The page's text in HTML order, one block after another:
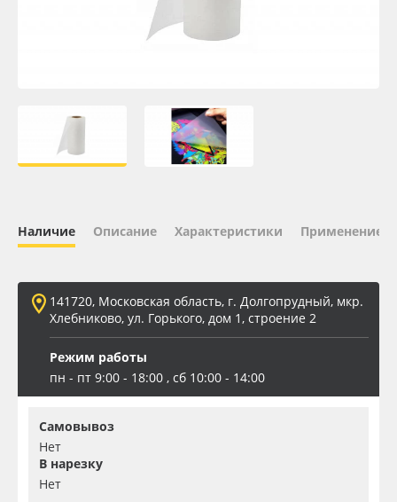
Плёнка монтажная Oratape
ПЭТ листовой
Баннер
Заготовки для сувениров
Наличие Описание Характеристики Применение
141720, Московская область, г. Долгопрудный, мкр.
Хлебниково, ул. Горького, дом 1, строение 2
Режим работы
пн - пт 9:00 - 18:00 , сб 10:00 - 14:00
Самовывоз
Нет
В нарезку
Нет